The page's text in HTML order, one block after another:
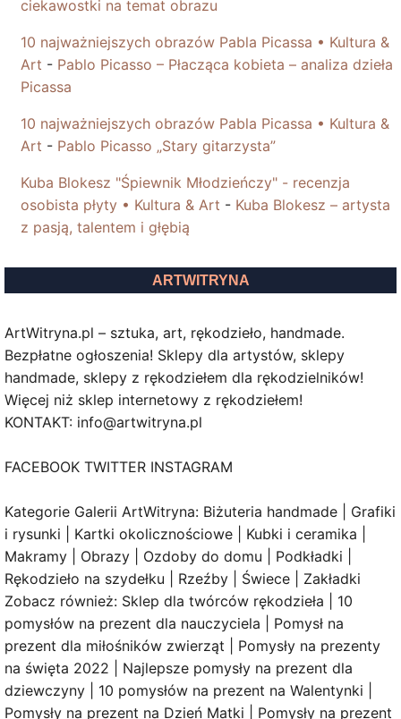
ciekawostki na temat obrazu
10 najważniejszych obrazów Pabla Picassa • Kultura &
Art - Pablo Picasso – Płacząca kobieta – analiza dzieła
Picassa
10 najważniejszych obrazów Pabla Picassa • Kultura &
Art - Pablo Picasso „Stary gitarzysta”
Kuba Blokesz "Śpiewnik Młodzieńczy" - recenzja
osobista płyty • Kultura & Art - Kuba Blokesz – artysta
z pasją, talentem i głębią
ARTWITRYNA
ArtWitryna.pl – sztuka, art, rękodzieło, handmade.
Bezpłatne ogłoszenia! Sklepy dla artystów, sklepy
handmade, sklepy z rękodziełem dla rękodzielników!
Więcej niż sklep internetowy z rękodziełem!
KONTAKT: info@artwitryna.pl
FACEBOOK TWITTER INSTAGRAM
Kategorie Galerii ArtWitryna: Biżuteria handmade | Grafiki
i rysunki | Kartki okolicznościowe | Kubki i ceramika |
Makramy | Obrazy | Ozdoby do domu | Podkładki |
Rękodzieło na szydełku | Rzeźby | Świece | Zakładki
Zobacz również: Sklep dla twórców rękodzieła | 10
pomysłów na prezent dla nauczyciela | Pomysł na
prezent dla miłośników zwierząt | Pomysły na prezenty
na święta 2022 | Najlepsze pomysły na prezent dla
dziewczyny | 10 pomysłów na prezent na Walentynki |
Pomysły na prezent na Dzień Matki | Pomysły na prezent